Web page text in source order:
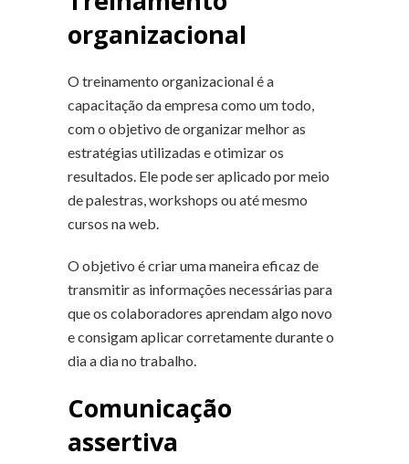
organizacional
O treinamento organizacional é a
capacitação da empresa como um todo,
com o objetivo de organizar melhor as
estratégias utilizadas e otimizar os
resultados. Ele pode ser aplicado por meio
de palestras, workshops ou até mesmo
cursos na web.
O objetivo é criar uma maneira eficaz de
transmitir as informações necessárias para
que os colaboradores aprendam algo novo
e consigam aplicar corretamente durante o
dia a dia no trabalho.
Comunicação
assertiva